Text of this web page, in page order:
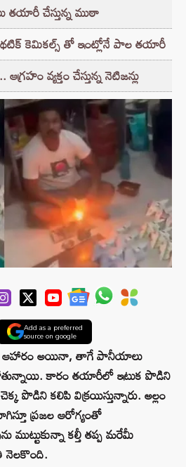
చేస్తున్న ముఠా
కెమికల్స్ తో ఇంట్లోనే పాల తయారీ
వ్యక్తం చేస్తున్న నెటిజన్లు
Add as a preferred
source on google
ఆహారం అయినా, తాగే పానీయాలు
కారం తయారీలో ఇటుక పొడిని
పొడిని కలిపి విక్రయిస్తున్నారు. అల్లం
ప్రజల ఆరోగ్యంతో
ముట్టుకున్నా కల్తీ తప్ప మరేమీ
నెలకొంది.